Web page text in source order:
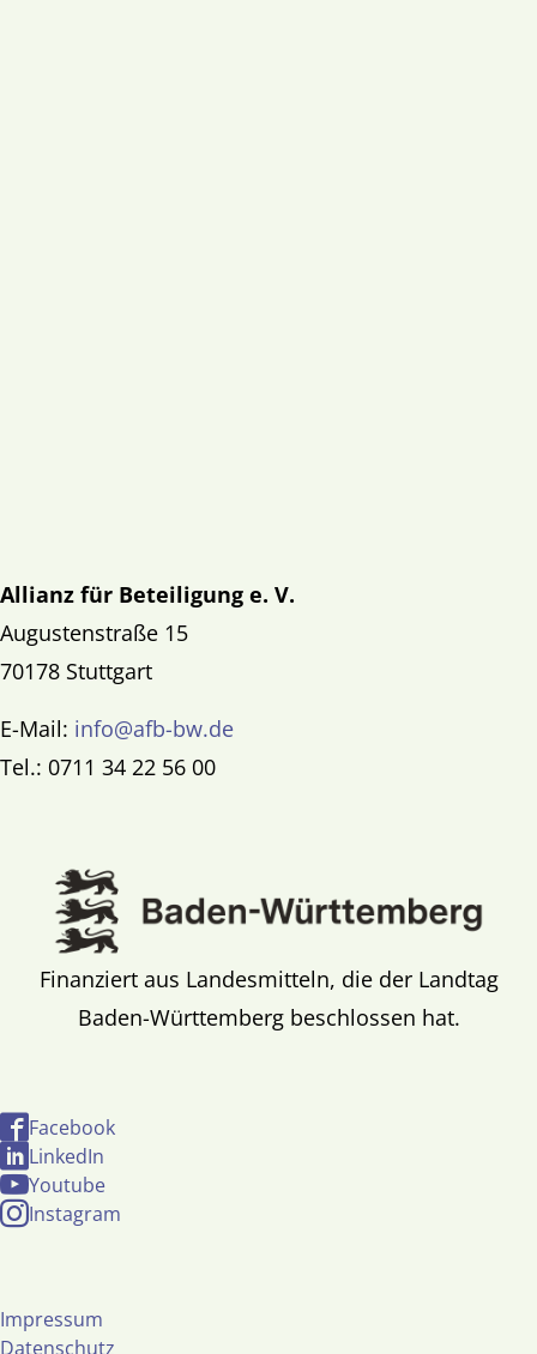
Allianz für Beteiligung e. V.
Augustenstraße 15
70178 Stuttgart
E-Mail: info@afb-bw.de
Tel.: 0711 34 22 56 00
Finanziert aus Landesmitteln, die der Landtag
Baden-Württemberg beschlossen hat.
Facebook
LinkedIn
Youtube
Instagram
Impressum
Datenschutz